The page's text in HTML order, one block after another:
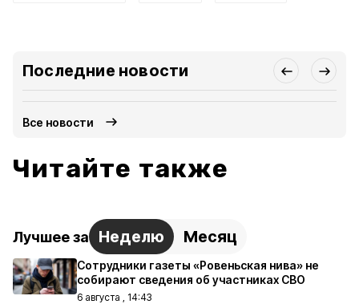
Последние новости
Все новости
Читайте также
Лучшее за Неделю Месяц
Сотрудники газеты «Ровеньская нива» не
собирают сведения об участниках СВО
6 августа , 14:43